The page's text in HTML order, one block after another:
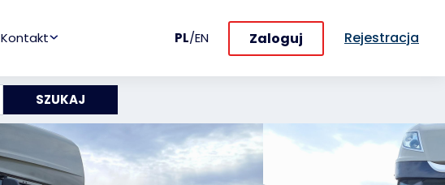
Kontakt PL/EN Zaloguj Rejestracja